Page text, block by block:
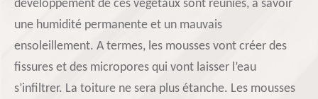
développement de ces végétaux sont réunies, à savoir
une humidité permanente et un mauvais
ensoleillement. A termes, les mousses vont créer des
fissures et des micropores qui vont laisser l’eau
s’infiltrer. La toiture ne sera plus étanche. Les mousses